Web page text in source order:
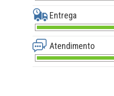
Entrega
Atendimento